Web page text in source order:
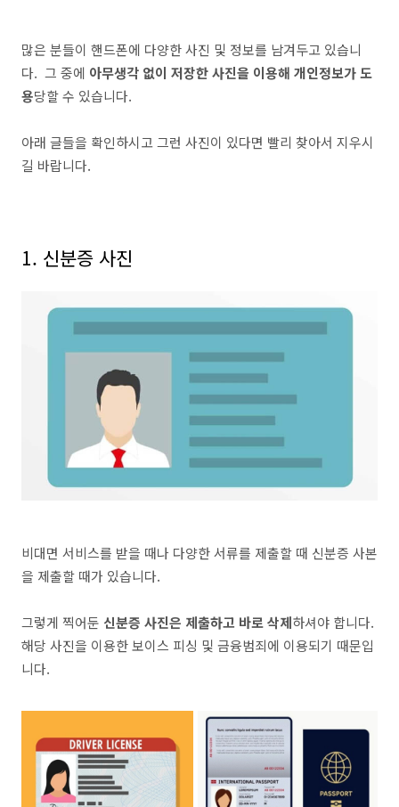
많은 분들이 핸드폰에 다양한 사진 및 정보를 남겨두고 있습니
다. 그 중에 아무생각 없이 저장한 사진을 이용해 개인정보가 도
용당할 수 있습니다.
아래 글들을 확인하시고 그런 사진이 있다면 빨리 찾아서 지우시
길 바랍니다.
1. 신분증 사진
비대면 서비스를 받을 때나 다양한 서류를 제출할 때 신분증 사본
을 제출할 때가 있습니다.
그렇게 찍어둔 신분증 사진은 제출하고 바로 삭제하셔야 합니다.
해당 사진을 이용한 보이스 피싱 및 금융범죄에 이용되기 때문입
니다.